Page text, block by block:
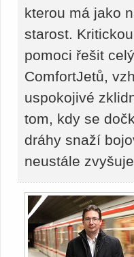
kterou má jako
starost.
pomoci řešit
ComfortJetů,
uspokojivé
tom, kdy se
dráhy snaží
neustále